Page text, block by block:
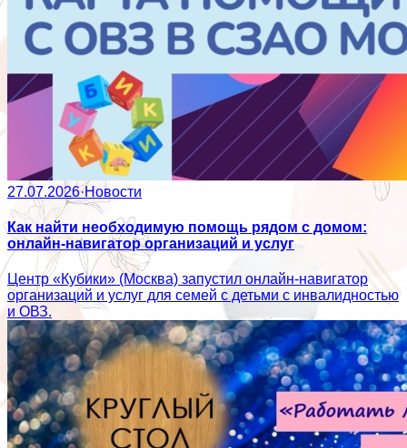
27.07.2026·Новости
Как найти необходимую помощь рядом с домом:
онлайн-навигатор организаций и услуг
Центр «Кубики» (Москва) запустил онлайн-навигатор
организаций и услуг для семей с детьми с инвалидностью
и ОВЗ.